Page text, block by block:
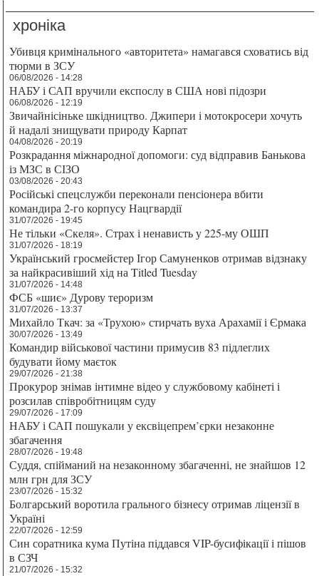
хроніка
Убивця кримінального «авторитета» намагався сховатись від
тюрми в ЗСУ
06/08/2026 - 14:28
НАБУ і САП вручили експослу в США нові підозри
06/08/2026 - 12:19
Звичайнісіньке шкідництво. Джипери і мотокросери хочуть
й надалі знищувати природу Карпат
04/08/2026 - 20:19
Розкрадання міжнародної допомоги: суд відправив Банькова
із МЗС в СІЗО
03/08/2026 - 20:43
Російські спецслужби переконали пенсіонера вбити
командира 2-го корпусу Нацгвардії
31/07/2026 - 19:45
Не тільки «Скеля». Страх і ненависть у 225-му ОШП
31/07/2026 - 18:19
Український гросмейстер Ігор Самуненков отримав відзнаку
за найкрасивіший хід на Titled Tuesday
31/07/2026 - 14:48
ФСБ «шиє» Дурову тероризм
31/07/2026 - 13:37
Михайло Ткач: за «Трухою» стирчать вуха Арахамії і Єрмака
30/07/2026 - 13:49
Командир військової частини примусив 83 підлеглих
будувати йому маєток
29/07/2026 - 21:38
Прокурор знімав інтимне відео у службовому кабінеті і
розсилав співробітницям суду
29/07/2026 - 17:09
НАБУ і САП пошукали у ексвіцепрем’єрки незаконне
збагачення
28/07/2026 - 19:48
Суддя, спійманий на незаконному збагаченні, не знайшов 12
млн грн для ЗСУ
23/07/2026 - 15:32
Болгарський воротила грального бізнесу отримав ліцензії в
Україні
22/07/2026 - 12:59
Син соратника кума Путіна піддався VIP-бусифікації і пішов
в СЗЧ
21/07/2026 - 15:32